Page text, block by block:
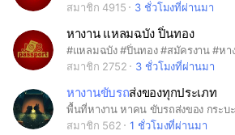
สมาชิก 4915
3 ชั่วโมงที่ผ่านมา
หางาน แหลมฉบัง ปิ่นทอง
สมาชิก 2752
3 ชั่วโมงที่ผ่านมา
หางานขับรถส่งของทุกประเภท
สมาชิก 562
1 ชั่วโมงที่ผ่านมา